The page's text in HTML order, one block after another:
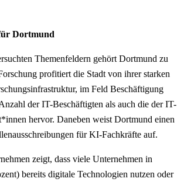
Dortmund
Themenfeldern gehört Dortmund zu
profitiert die Stadt von ihrer starken
im Feld Beschäftigung
der IT-Beschäftigten als auch die der IT-
hervor. Daneben weist Dortmund einen
für KI-Fachkräfte auf.
zeigt, dass viele Unternehmen in
bereits digitale Technologien nutzen oder